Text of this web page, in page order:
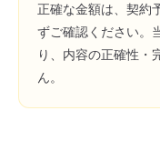
正確な金額は、契約
ずご確認ください。
り、内容の正確性・
ん。